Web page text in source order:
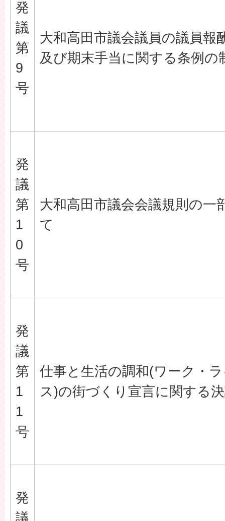
発
議
第
9
号
大和高田市議会議員の議員報
及び期末手当に関する条例の
発
議
第
1
0
号
大和高田市議会会議規則の一
て
発
議
第
1
1
号
仕事と生活の調和(ワーク・
ス)の街づくり宣言に関する
発
議